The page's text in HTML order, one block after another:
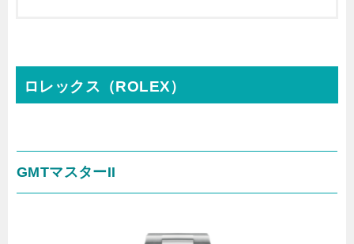
ロレックス（ROLEX）
GMTマスターII